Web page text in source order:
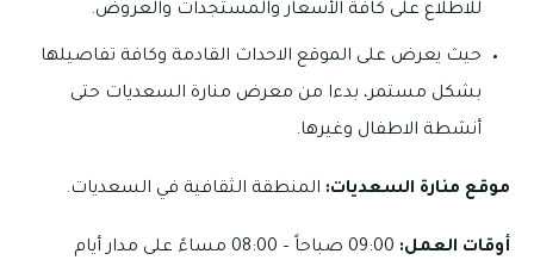
للاطلاع على كافة الأسعار والمستجدات والعروض.
حيث يعرض على الموقع الاحداث القادمة وكافة تفاصيلها
بشكل مستمر، بدءا من معرض منارة السعديات حتى
أنشطة الاطفال وغيرها.
موقع منارة السعديات: المنطقة الثقافية في السعديات.
أوقات العمل:
09:00 صباحاً – 08:00 مساءً على مدار أيام